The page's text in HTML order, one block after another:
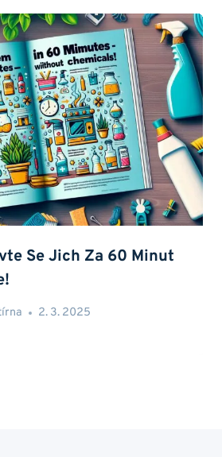
Se Jich Za 60 Minut
2. 3. 2025